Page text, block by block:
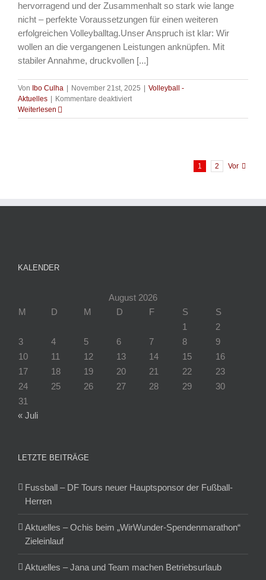
hervorragend und der Zusammenhalt so stark wie lange
nicht – perfekte Voraussetzungen für einen weiteren
erfolgreichen Volleyballtag.Unser Anspruch ist klar: Wir
wollen an die vergangenen Leistungen anknüpfen. Mit
stabiler Annahme, druckvollen [...]
Von Ibo Culha November 21st, 2025
Volleyball -
Aktuelles
Kommentare deaktiviertfür
–
Weiterlesen
1 2 Vor
KALENDER
August 2026
M
D M D F S
S
1
2
3
4 5 6 7 8
9
10
11 12 13 14 15
16
17
18 19 20 21 22
23
24
25 26 27 28 29
30
31
« Juli
LETZTE BEITRÄGE
Fussball – DF Tours neuer Hauptsponsor der Fußball-
Herren
Aktuelles – Ochis beim „WirWunder-Spendenmarathon“
Zieleinlauf
Aktuelles – Jana und Team machen Betriebsurlaub